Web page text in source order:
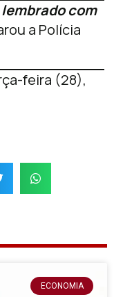
com
a Polícia
feira (28),
ECONOMIA